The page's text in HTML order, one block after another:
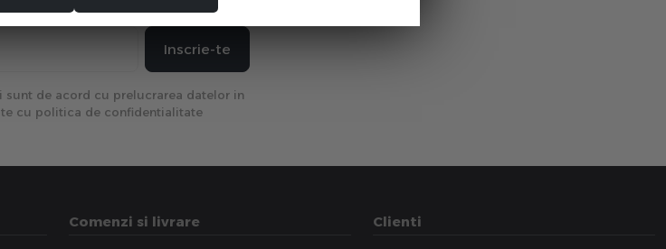
Inscrie-te
sunt de acord cu prelucrarea datelor in
cu politica de confidentialitate
Comenzi si livrare Clienti